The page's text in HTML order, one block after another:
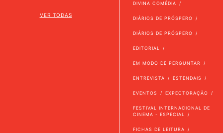
VER TODAS
DIVINA COMÉDIA
DIÁRIOS DE PRÓSPERO
DIÁRIOS DE PRÓSPERO
EDITORIAL
EM MODO DE PERGUNTAR
ENTREVISTA ESTENDAIS
EVENTOS EXPECTORAÇÃO
FESTIVAL INTERNACIONAL DE
CINEMA - ESPECIAL
FICHAS DE LEITURA